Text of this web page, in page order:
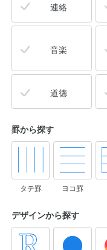
連絡
音楽
道徳
罫から探す
タテ罫 ヨコ罫
デザインから探す